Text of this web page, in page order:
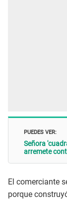
PUEDES VER:
Señora
arremete
El comerciante
porque